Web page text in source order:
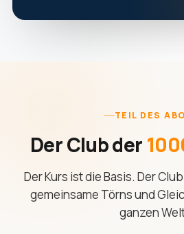
TEIL DES
Der Club der
Der Kurs ist die Basis. Der
gemeinsame Törns und
ganzen